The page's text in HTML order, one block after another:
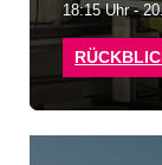
18:15 Uhr -